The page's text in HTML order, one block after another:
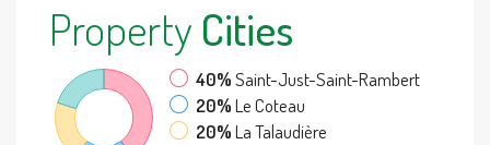
Property Cities
40%Saint-Just-Saint-Rambert
20%Le Coteau
20%La Talaudière